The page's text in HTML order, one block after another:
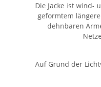
Die Jacke ist wind-
geformtem
dehnbaren
Auf Grund der